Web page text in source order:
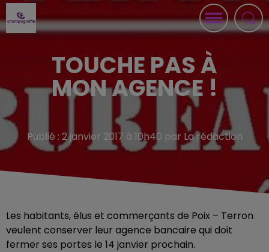
TOUCHE PAS À
MON AGENCE !
Publié : 2 janvier 2017 à 10h40 par La rédaction
Les habitants, élus et commerçants de Poix – Terron
veulent conserver leur agence bancaire qui doit
fermer ses portes le 14 janvier prochain.